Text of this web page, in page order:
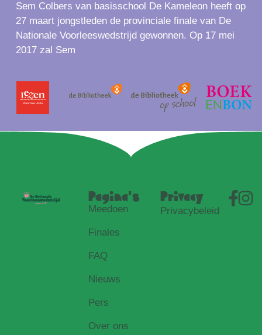
Sem Colbers van basisschool De Kameleon heeft op
27 maart jongstleden de provinciale finale van De
Nationale Voorleeswedstrijd gewonnen. Op 17 mei
2017 zal Sem
Pagina's
Meedoen
Finales
FAQ
Nieuws
Pers
Over ons
Privacy
Privacybeleid